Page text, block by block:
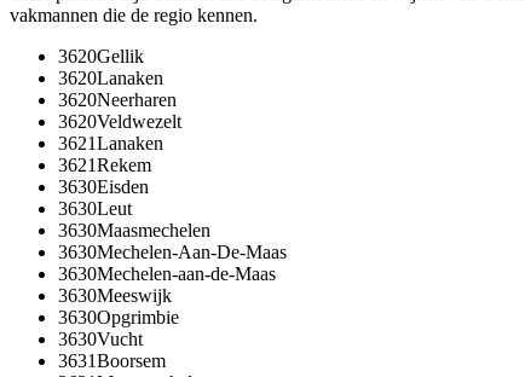
vakmannen die de regio kennen.
3620Gellik
3620Lanaken
3620Neerharen
3620Veldwezelt
3621Lanaken
3621Rekem
3630Eisden
3630Leut
3630Maasmechelen
3630Mechelen-Aan-De-Maas
3630Mechelen-aan-de-Maas
3630Meeswijk
3630Opgrimbie
3630Vucht
3631Boorsem